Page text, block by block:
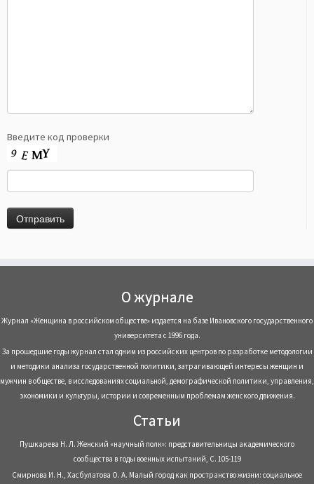
Введите код проверки
О журнале
Журнал «Женщина в российском обществе» издается на базе Ивановского государственного
университета с 1996 года.
За прошедшие годы журнал стал одним из российских центров по разработке методологии
и методики анализа государственной политики, затрагивающей интересы женщин и
мужчин в обществе, в исследованиях социальной, демографической политики, управления,
экономики и культуры, истории и современным проблемам женского движения.
Статьи
Пушкарева Н. Л. Женский «научный полк»: представительницы академического
сообщества в годы военных испытаний, С. 105-119
Смирнова И. Н., Хасбулатова О. А. Малый город как пространство жизни: социальное